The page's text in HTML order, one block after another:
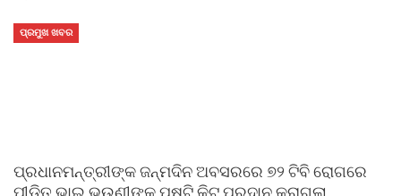
ପ୍ରମୁଖ ଖବର
ପ୍ରଧାନମନ୍ତ୍ରୀଙ୍କ ଜନ୍ମଦିନ ଅବସରରେ ୭୨ ଟିବି ରୋଗରେ
ପୀଡ଼ିତ ଭାଇ ଭଉଣୀଙ୍କୁ ପୁଷ୍ଟି କିଟ୍ ପ୍ରଦାନ କରାଗଲା